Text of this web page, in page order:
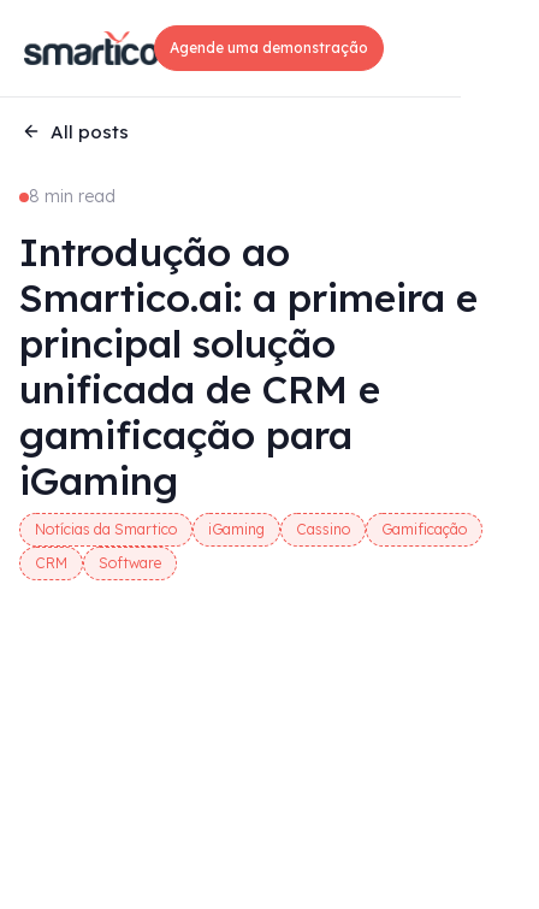
Agende uma demonstração
All posts
8 min read
Introdução ao
Smartico.ai: a primeira e
principal solução
unificada de CRM e
gamificação para
iGaming
Notícias da Smartico iGaming Cassino
Gamificação
CRM
Software